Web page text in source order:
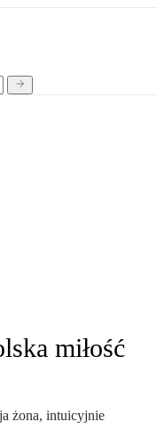
miłość
żona, intuicyjnie